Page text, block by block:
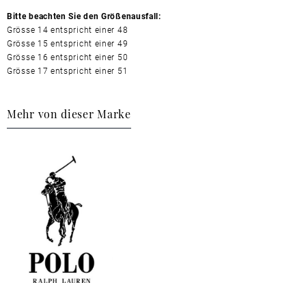
Bitte beachten Sie den Größenausfall:
Grösse 14 entspricht einer 48
Grösse 15 entspricht einer 49
Grösse 16 entspricht einer 50
Grösse 17 entspricht einer 51
Mehr von dieser Marke